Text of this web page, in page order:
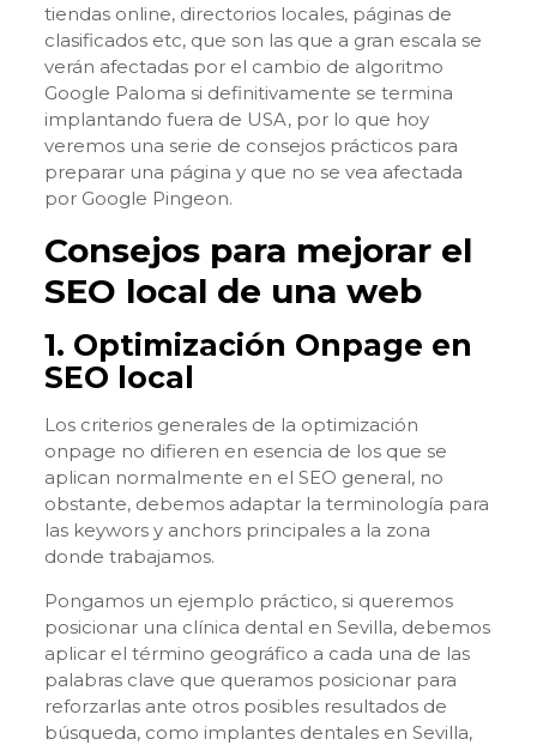
tiendas online, directorios locales, páginas de
clasificados etc, que son las que a gran escala se
verán afectadas por el cambio de algoritmo
Google Paloma si definitivamente se termina
implantando fuera de USA, por lo que hoy
veremos una serie de consejos prácticos para
preparar una página y que no se vea afectada
por Google Pingeon.
Consejos para mejorar el
SEO local de una web
1. Optimización Onpage en
SEO local
Los criterios generales de la optimización
onpage no difieren en esencia de los que se
aplican normalmente en el SEO general, no
obstante, debemos adaptar la terminología para
las keywors y anchors principales a la zona
donde trabajamos.
Pongamos un ejemplo práctico, si queremos
posicionar una clínica dental en Sevilla, debemos
aplicar el término geográfico a cada una de las
palabras clave que queramos posicionar para
reforzarlas ante otros posibles resultados de
búsqueda, como implantes dentales en Sevilla,